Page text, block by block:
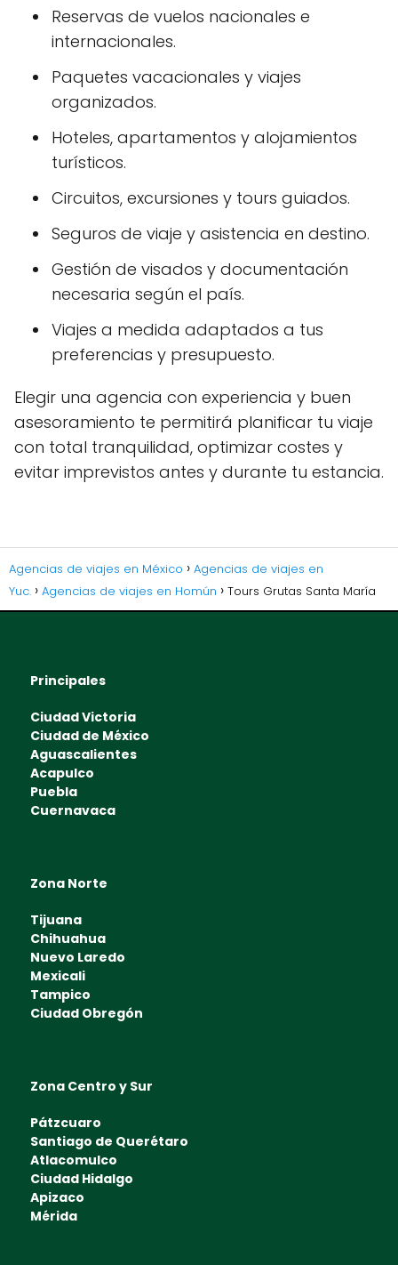
Reservas de vuelos nacionales e
internacionales.
Paquetes vacacionales y viajes
organizados.
Hoteles, apartamentos y alojamientos
turísticos.
Circuitos, excursiones y tours guiados.
Seguros de viaje y asistencia en destino.
Gestión de visados y documentación
necesaria según el país.
Viajes a medida adaptados a tus
preferencias y presupuesto.
Elegir una agencia con experiencia y buen
asesoramiento te permitirá planificar tu viaje
con total tranquilidad, optimizar costes y
evitar imprevistos antes y durante tu estancia.
Agencias de viajes en México
Agencias de viajes en
Yuc.
Agencias de viajes en Homún Tours Grutas Santa María
Principales
Ciudad Victoria
Ciudad de México
Aguascalientes
Acapulco
Puebla
Cuernavaca
Zona Norte
Tijuana
Chihuahua
Nuevo Laredo
Mexicali
Tampico
Ciudad Obregón
Zona Centro y Sur
Pátzcuaro
Santiago de Querétaro
Atlacomulco
Ciudad Hidalgo
Apizaco
Mérida